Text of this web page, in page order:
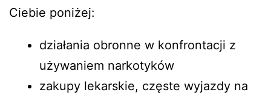
Ciebie poniżej:
działania obronne w konfrontacji z
używaniem narkotyków
zakupy lekarskie, częste wyjazdy na